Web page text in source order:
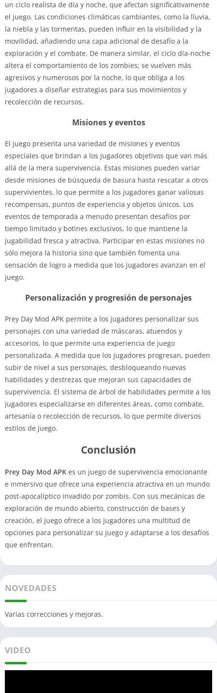
un ciclo realista de día y noche, que afectan significativamente
el juego. Las condiciones climáticas cambiantes, como la lluvia,
la niebla y las tormentas, pueden influir en la visibilidad y la
movilidad, añadiendo una capa adicional de desafío a la
exploración y el combate. De manera similar, el ciclo día-noche
altera el comportamiento de los zombies; se vuelven más
agresivos y numerosos por la noche, lo que obliga a los
jugadores a diseñar estrategias para sus movimientos y
recolección de recursos.
Misiones y eventos
El juego presenta una variedad de misiones y eventos
especiales que brindan a los jugadores objetivos que van más
allá de la mera supervivencia. Estas misiones pueden variar
desde misiones de búsqueda de basura hasta rescatar a otros
supervivientes, lo que permite a los jugadores ganar valiosas
recompensas, puntos de experiencia y objetos únicos. Los
eventos de temporada a menudo presentan desafíos por
tiempo limitado y botines exclusivos, lo que mantiene la
jugabilidad fresca y atractiva. Participar en estas misiones no
sólo mejora la historia sino que también fomenta una
sensación de logro a medida que los jugadores avanzan en el
juego.
Personalización y progresión de personajes
Prey Day Mod APK permite a los jugadores personalizar sus
personajes con una variedad de máscaras, atuendos y
accesorios, lo que permite una experiencia de juego
personalizada. A medida que los jugadores progresan, pueden
subir de nivel a sus personajes, desbloqueando nuevas
habilidades y destrezas que mejoran sus capacidades de
supervivencia. El sistema de árbol de habilidades permite a los
jugadores especializarse en diferentes áreas, como combate,
artesanía o recolección de recursos, lo que permite diversos
estilos de juego.
Conclusión
Prey Day Mod APK es un juego de supervivencia emocionante
e inmersivo que ofrece una experiencia atractiva en un mundo
post-apocalíptico invadido por zombis. Con sus mecánicas de
exploración de mundo abierto, construcción de bases y
creación, el juego ofrece a los jugadores una multitud de
opciones para personalizar su juego y adaptarse a los desafíos
que enfrentan.
NOVEDADES
Varias correcciones y mejoras.
VIDEO